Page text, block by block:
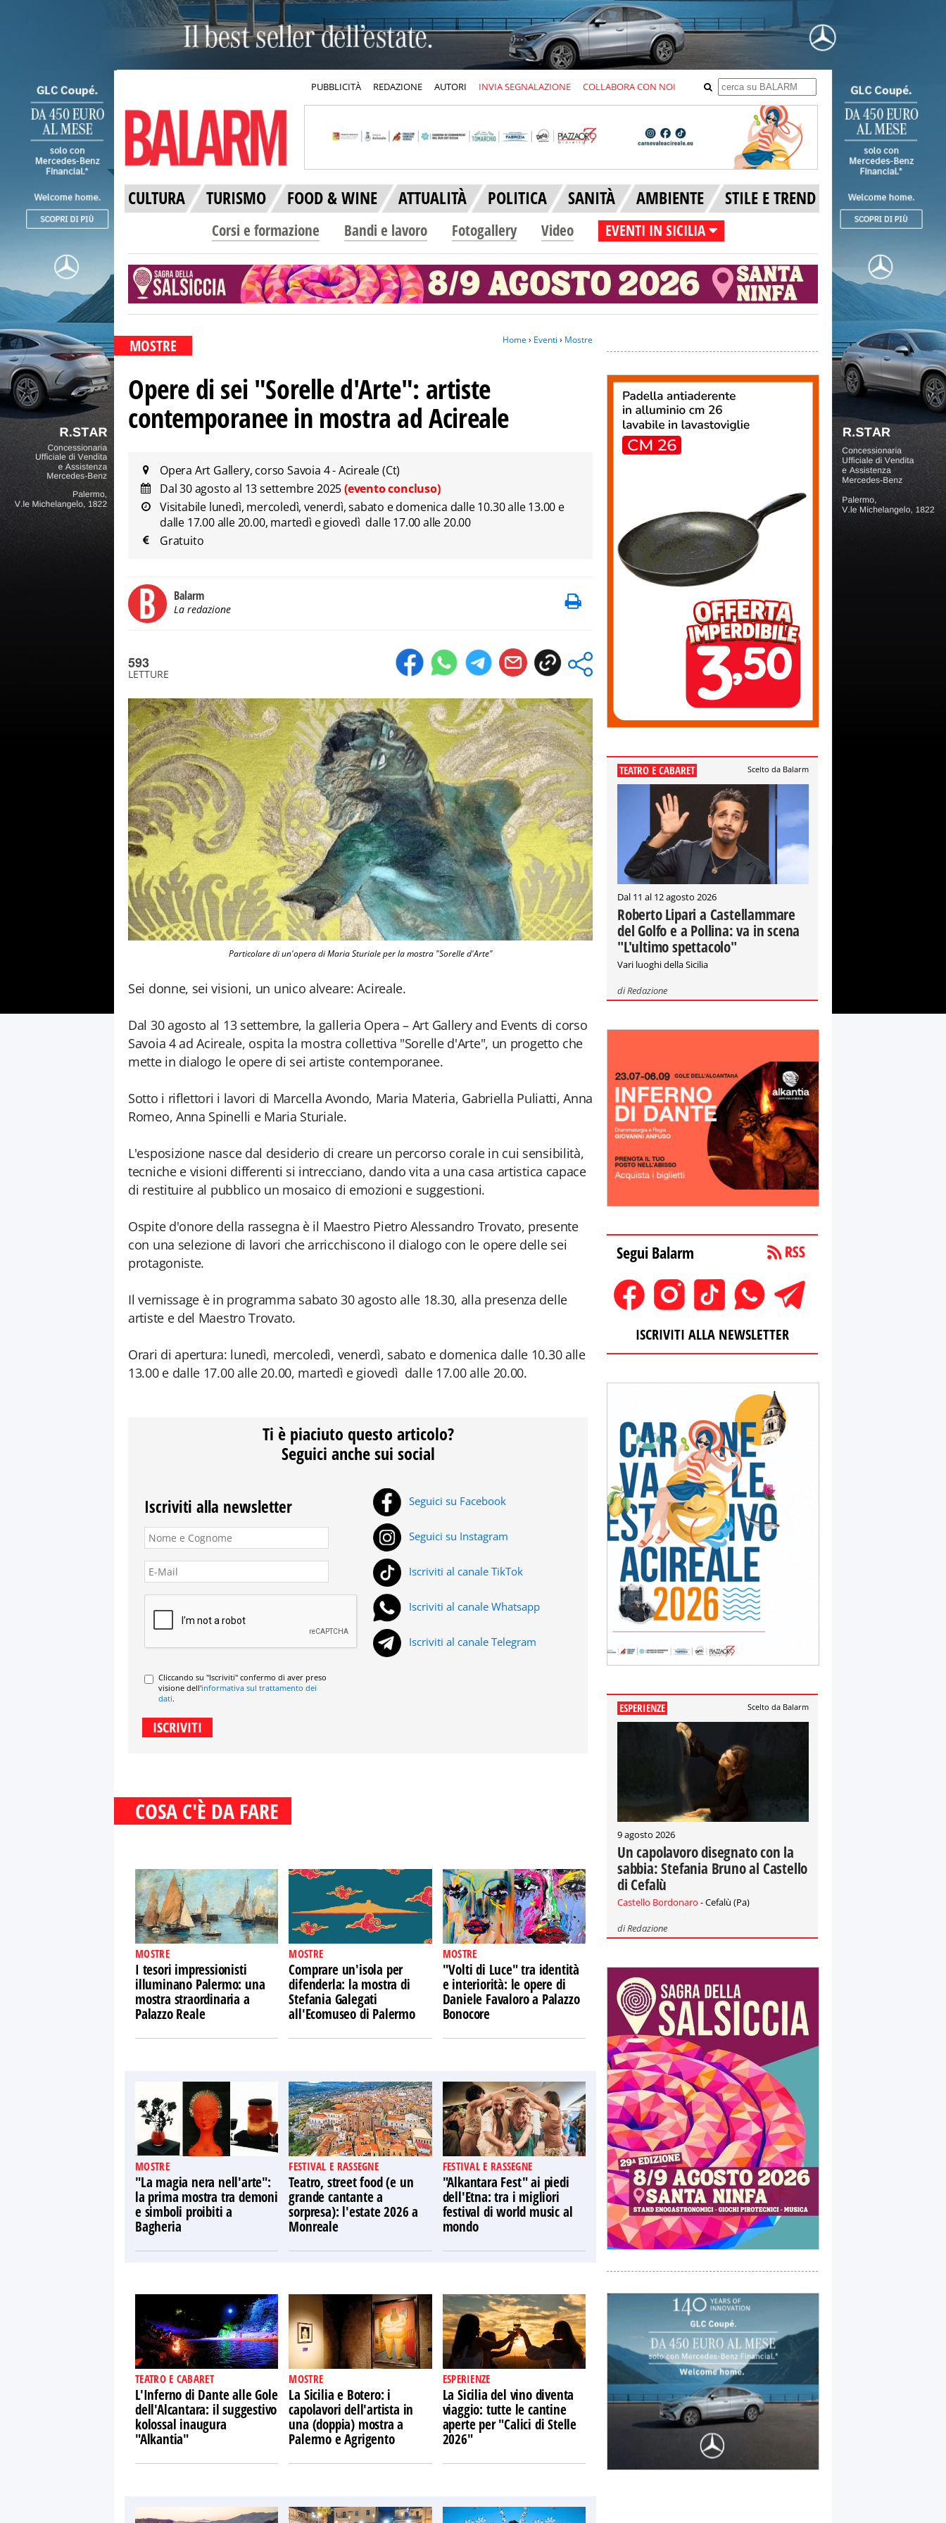
PUBBLICITÀ REDAZIONE AUTORI INVIA SEGNALAZIONE COLLABORA CON NOI
CULTURA TURISMO FOOD & WINE ATTUALITÀ POLITICA SANITÀ AMBIENTE STILE E TREND
Corsi e formazione Bandi e lavoro Fotogallery Video EVENTI IN SICILIA
MOSTRE Home› Eventi › Mostre
Opere di sei "Sorelle d'Arte": artiste
contemporanee in mostra ad Acireale
Opera Art Gallery, corso Savoia 4 - Acireale (Ct)
Dal 30 agosto al 13 settembre 2025(evento concluso)
Visitabile lunedì, mercoledì, venerdì, sabato e domenica dalle 10.30 alle 13.00 e
dalle 17.00 alle 20.00, martedì e giovedì dalle 17.00 alle 20.00
Gratuito
Balarm
La redazione
593
LETTURE
Particolare di un'opera di Maria Sturiale per la mostra "Sorelle d'Arte"
Sei donne, sei visioni, un unico alveare: Acireale.
Dal 30 agosto al 13 settembre, la galleria Opera – Art Gallery and Events di corso
Savoia 4 ad Acireale, ospita la mostra collettiva "Sorelle d'Arte", un progetto che
mette in dialogo le opere di sei artiste contemporanee.
Sotto i riflettori i lavori di Marcella Avondo, Maria Materia, Gabriella Puliatti, Anna
Romeo, Anna Spinelli e Maria Sturiale.
L'esposizione nasce dal desiderio di creare un percorso corale in cui sensibilità,
tecniche e visioni differenti si intrecciano, dando vita a una casa artistica capace
di restituire al pubblico un mosaico di emozioni e suggestioni.
Ospite d'onore della rassegna è il Maestro Pietro Alessandro Trovato, presente
con una selezione di lavori che arricchiscono il dialogo con le opere delle sei
protagoniste.
Il vernissage è in programma sabato 30 agosto alle 18.30, alla presenza delle
artiste e del Maestro Trovato.
Orari di apertura: lunedì, mercoledì, venerdì, sabato e domenica dalle 10.30 alle
13.00 e dalle 17.00 alle 20.00, martedì e giovedì dalle 17.00 alle 20.00.
Ti è piaciuto questo articolo?
Seguici anche sui social
Iscriviti alla newsletter
Cliccando su "Iscriviti" confermo di aver preso
visione dell'informativa sul trattamento dei
dati.
Seguici su Facebook
Seguici su Instagram
Iscriviti al canale TikTok
Iscriviti al canale Whatsapp
Iscriviti al canale Telegram
COSA C'È DA FARE
MOSTRE
I tesori impressionisti
illuminano Palermo: una
mostra straordinaria a
Palazzo Reale
MOSTRE
Comprare un'isola per
difenderla: la mostra di
Stefania Galegati
all'Ecomuseo di Palermo
MOSTRE
"Volti di Luce" tra identità
e interiorità: le opere di
Daniele Favaloro a Palazzo
Bonocore
MOSTRE
"La magia nera nell'arte":
la prima mostra tra demoni
e simboli proibiti a
Bagheria
FESTIVAL E RASSEGNE
Teatro, street food (e un
grande cantante a
sorpresa): l'estate 2026 a
Monreale
FESTIVAL E RASSEGNE
"Alkantara Fest" ai piedi
dell'Etna: tra i migliori
festival di world music al
mondo
TEATRO E CABARET
L'Inferno di Dante alle Gole
dell'Alcantara: il suggestivo
kolossal inaugura
"Alkantia"
MOSTRE
La Sicilia e Botero: i
capolavori dell'artista in
una (doppia) mostra a
Palermo e Agrigento
ESPERIENZE
La Sicilia del vino diventa
viaggio: tutte le cantine
aperte per "Calici di Stelle
2026"
TEATRO E CABARET Scelto da Balarm
Dal 11 al 12 agosto 2026
Roberto Lipari a Castellammare
del Golfo e a Pollina: va in scena
"L'ultimo spettacolo"
Vari luoghi della Sicilia
diRedazione
Segui Balarm
ISCRIVITI ALLA NEWSLETTER
ESPERIENZE Scelto da Balarm
9 agosto 2026
Un capolavoro disegnato con la
sabbia: Stefania Bruno al Castello
di Cefalù
Castello Bordonaro - Cefalù (Pa)
diRedazione